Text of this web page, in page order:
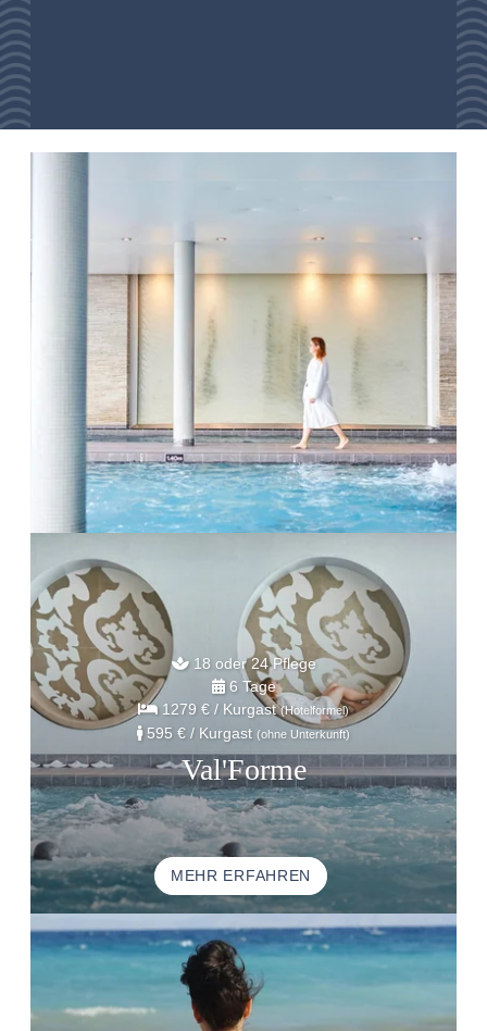
Val'Forme
18 oder 24 Pflege
6 Tage
1279 € / Kurgast(Hotelformel)
595 € / Kurgast (ohne Unterkunft)
MEHR ERFAHREN